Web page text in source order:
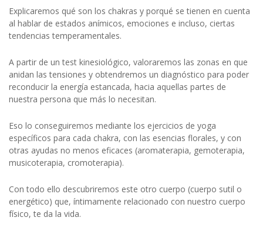
Explicaremos qué son los chakras y porqué se tienen en cuenta
al hablar de estados anímicos, emociones e incluso, ciertas
tendencias temperamentales.
A partir de un test kinesiológico, valoraremos las zonas en que
anidan las tensiones y obtendremos un diagnóstico para poder
reconducir la energía estancada, hacia aquellas partes de
nuestra persona que más lo necesitan.
Eso lo conseguiremos mediante los ejercicios de yoga
específicos para cada chakra, con las esencias florales, y con
otras ayudas no menos eficaces (aromaterapia, gemoterapia,
musicoterapia, cromoterapia).
Con todo ello descubriremos este otro cuerpo (cuerpo sutil o
energético) que, íntimamente relacionado con nuestro cuerpo
físico, te da la vida.